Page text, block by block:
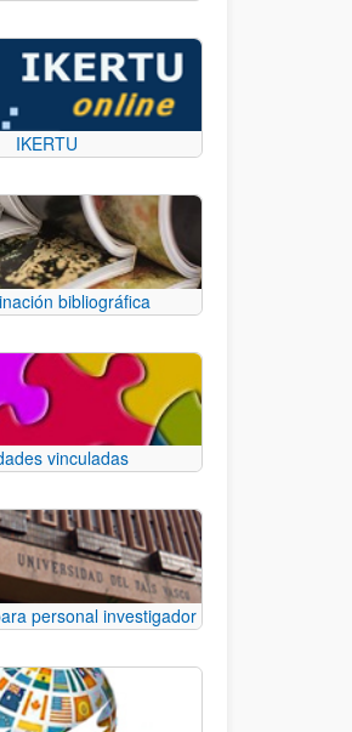
IKERTU
bibliográfica
vinculadas
personal investigador